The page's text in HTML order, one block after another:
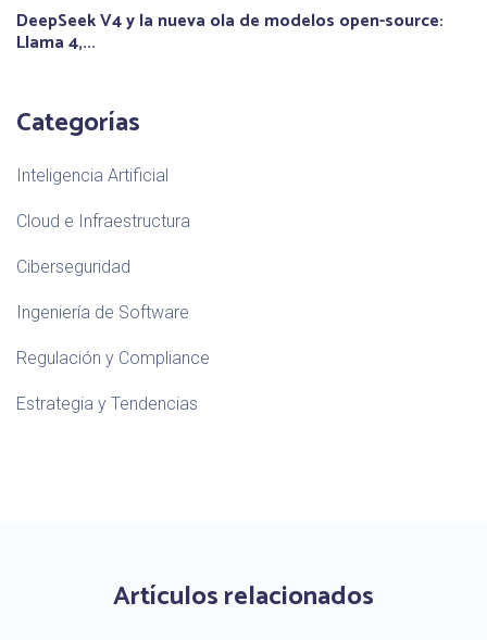
DeepSeek V4 y la nueva ola de modelos open-source:
Llama 4,...
Categorías
Inteligencia Artificial
Cloud e Infraestructura
Ciberseguridad
Ingeniería de Software
Regulación y Compliance
Estrategia y Tendencias
Artículos relacionados